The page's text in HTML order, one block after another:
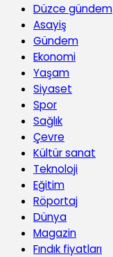
Düzce gündem
Asayiş
Gündem
Ekonomi
Yaşam
Siyaset
Spor
Sağlık
Çevre
Kültür sanat
Teknoloji
Eğitim
Röportaj
Dünya
Magazin
Fındık fiyatları